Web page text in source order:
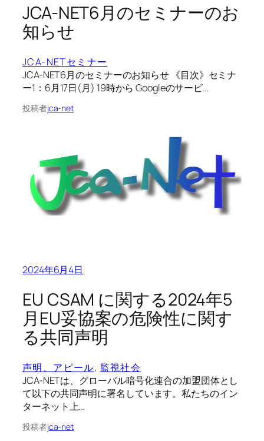
JCA-NET6月のセミナーのお
知らせ
JCA-NETセミナー
JCA-NET6月のセミナーのお知らせ 《目次》セミナ
ー1：6月17日(月) 19時から Googleのサービ…
投稿者jca-net
2024年6月4日
EU CSAM に関する2024年5
月EU妥協案の危険性に関す
る共同声明
声明、アピール, 監視社会
JCA-NETは、グローバル暗号化連合の加盟団体とし
て以下の共同声明に署名しています。私たちのイン
ターネット上…
投稿者jca-net